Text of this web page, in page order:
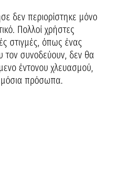
δεν περιορίστηκε μόνο
Πολλοί χρήστες
στιγμές, όπως ένας
τον συνοδεύουν, δεν θα
έντονου χλευασμού,
πρόσωπα.